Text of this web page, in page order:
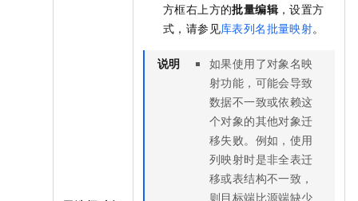
方框右上方的批量编辑 ，设置方
式，请参见库表列名批量映射。
说明
如果使用了对象名映
射功能，可能会导致
数据不一致或依赖这
个对象的其他对象迁
移失败。例如，使用
列映射时是非全表迁
移或表结构不一致，
则目标端比源端缺少